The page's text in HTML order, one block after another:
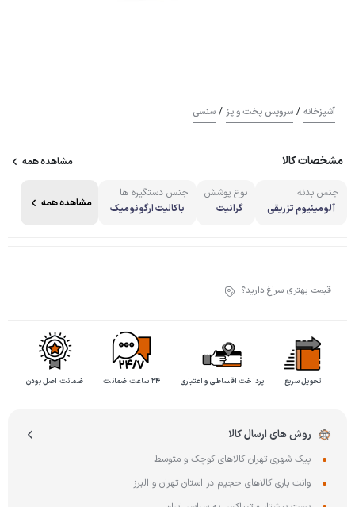
آشپزخانه / سرویس پخت و پز / سنسی
مشخصات کالا مشاهده همه
جنس بدنه
آلومینیوم تزریقی
نوع پوشش
گرانیت
جنس دستگیره ها
باکالیت ارگونومیک
مشاهده همه
قیمت بهتری سراغ دارید؟
تحویل سریع پرداخت اقساطی و اعتباری ۲۴ ساعت ضمانت ضمانت اصل بودن
روش های ارسال کالا
پیک شهری تهران کالاهای کوچک و متوسط
وانت باری کالاهای حجیم در استان تهران و البرز